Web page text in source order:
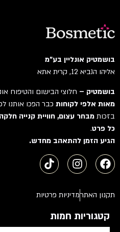
בושמטיק אונליין בע"מ
אליהו הנביא 12, קרית אתא
בושמטיק –חלוצי הבישום והטיפוח
מאות אלפי לקוחותכבר הפכו אותנו
בזכותמבחר עצום, חוויית קנייה
כל פרט.
הגיע הזמן להתאהב מחדש.
תקנון האתרמדיניות פרטיות
קטגוריות חמות